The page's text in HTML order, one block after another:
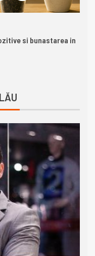
si bunastarea in